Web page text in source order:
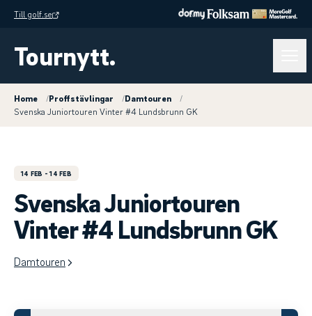
Till golf.se
Tournytt.
Home /Proffstävlingar /Damtouren
/
Svenska Juniortouren Vinter #4 Lundsbrunn GK
14 FEB - 14 FEB
Svenska Juniortouren
Vinter #4 Lundsbrunn GK
Damtouren